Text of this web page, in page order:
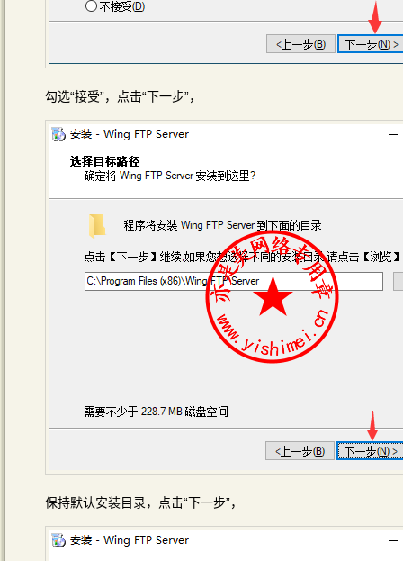
勾选“接受”，点击“下一步”，
保持默认安装目录，点击“下一步”，